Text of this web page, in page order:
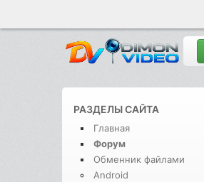
РАЗДЕЛЫ САЙТА
Главная
Форум
Обменник файлами
Android